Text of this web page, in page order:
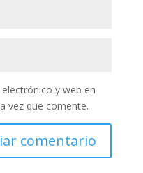
y web en
vez que comente.